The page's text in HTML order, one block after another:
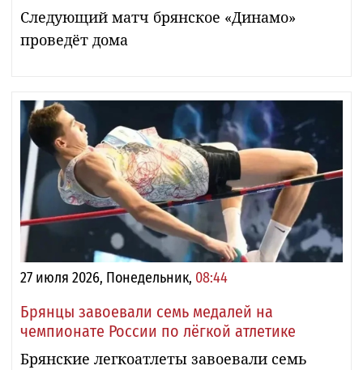
Следующий матч брянское «Динамо»
проведёт дома
27 июля 2026, Понедельник, 08:44
Брянцы завоевали семь медалей на
чемпионате России по лёгкой атлетике
Брянские легкоатлеты завоевали семь